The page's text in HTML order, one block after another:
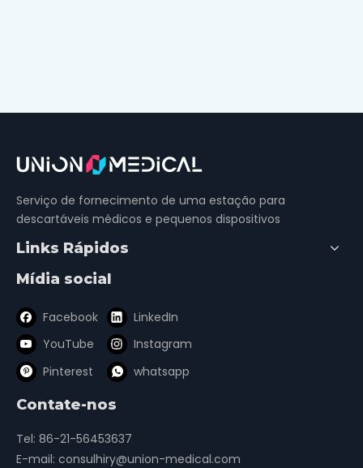
Serviço de fornecimento de uma estação para
descartáveis ​​médicos e pequenos dispositivos
Links Rápidos
Mídia social
Facebook
LinkedIn
YouTube
Instagram
Pinterest
whatsapp
Contate-nos
Tel: 86-21-56453637
E-mail: consulhiry@union-medical.com